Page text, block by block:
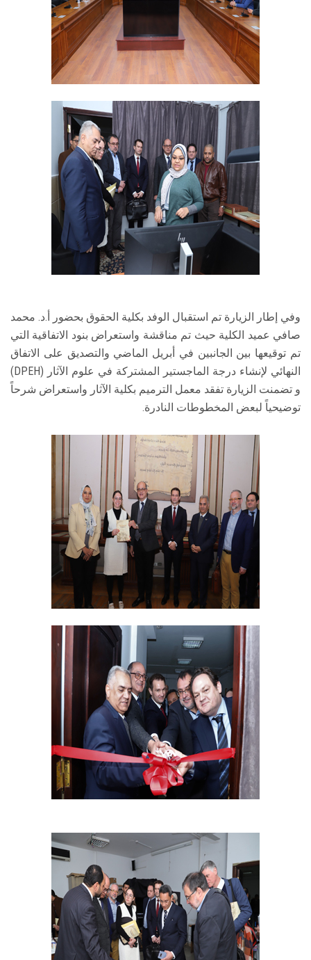
وفي إطار الزيارة تم استقبال الوفد بكلية الحقوق بحضور أ.د. محمد
صافي عميد الكلية حيث تم مناقشة واستعراض بنود الاتفاقية التي
تم توقيعها بين الجانبين في أبريل الماضي والتصديق على الاتفاق
النهائي لإنشاء درجة الماجستير المشتركة في علوم الآثار (DPEH)
و تضمنت الزيارة تفقد معمل الترميم بكلية الآثار واستعراض شرحاً
توضيحياً لبعض المخطوطات النادرة.